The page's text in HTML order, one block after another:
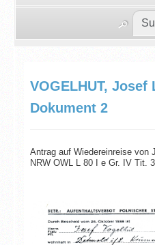
VOGELHUT, Josef
Dokument 2
Antrag auf Wiedereinreise von
NRW OWL L 80 I e Gr. IV Tit.